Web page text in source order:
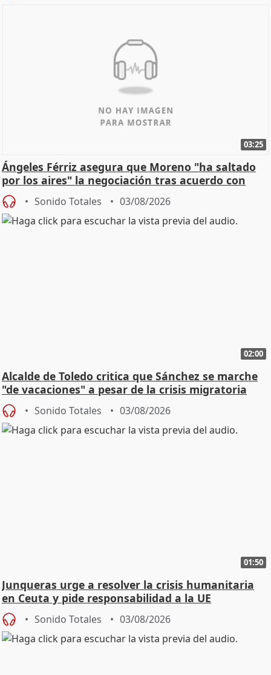
03:25
Ángeles Férriz asegura que Moreno "ha saltado
por los aires" la negociación tras acuerdo con
SMA
Sonido Totales 03/08/2026
02:00
Alcalde de Toledo critica que Sánchez se marche
"de vacaciones" a pesar de la crisis migratoria
Sonido Totales 03/08/2026
01:50
Junqueras urge a resolver la crisis humanitaria
en Ceuta y pide responsabilidad a la UE
Sonido Totales 03/08/2026